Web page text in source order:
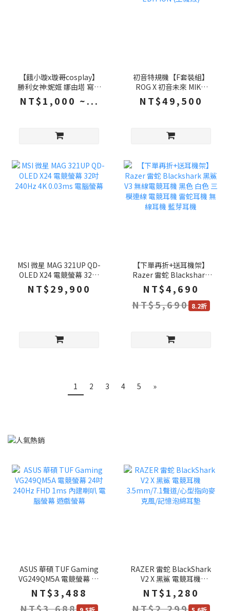
【餓小璇x璇哥cosplay】
勝利女神:妮姬 娜由塔 寫真
書
NT$1,000 ~...
初音特規機【F套裝組】
ROG X 初音未來 MIKU
EDITION (主機殼)
NT$49,500
MSI 微星 MAG 321UP QD-
OLED X24 電競螢幕 32吋
240Hz 4K 0.03ms 電腦螢
幕
NT$29,900
【下單再折+送耳機架】
Razer 雷蛇 Blackshark
黑鯊 V3 無線電競耳機 黑
色 白色 三模連線 電競耳機
雷蛇耳機 無線耳機 藍芽耳
NT$4,690
NT$5,690 8.2折
1 2 3 4 5 »
ASUS 華碩 TUF Gaming
VG249QM5A 電競螢幕 24
吋 240Hz FHD 1ms 內建
喇叭 電腦螢幕 遊戲螢幕
NT$3,488
RAZER 雷蛇 BlackShark
V2 X 黑鯊 電競耳機
3.5mm/7.1聲道/心型指向
麥克風/記憶泡綿耳墊
NT$1,280